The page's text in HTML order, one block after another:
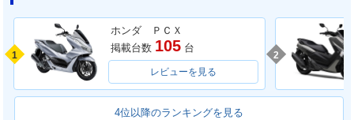
1
ホンダ ＰＣＸ
掲載台数 105 台
レビューを見る
2
4位以降のランキングを見る